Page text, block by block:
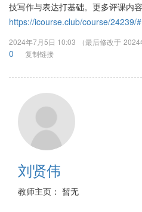
技写作与表达打基础。更多评课内
https://icourse.club/course/24239/
2024年7月5日 10:03 （最后修改于 2024
0
复制链接
刘贤伟
教师主页： 暂无